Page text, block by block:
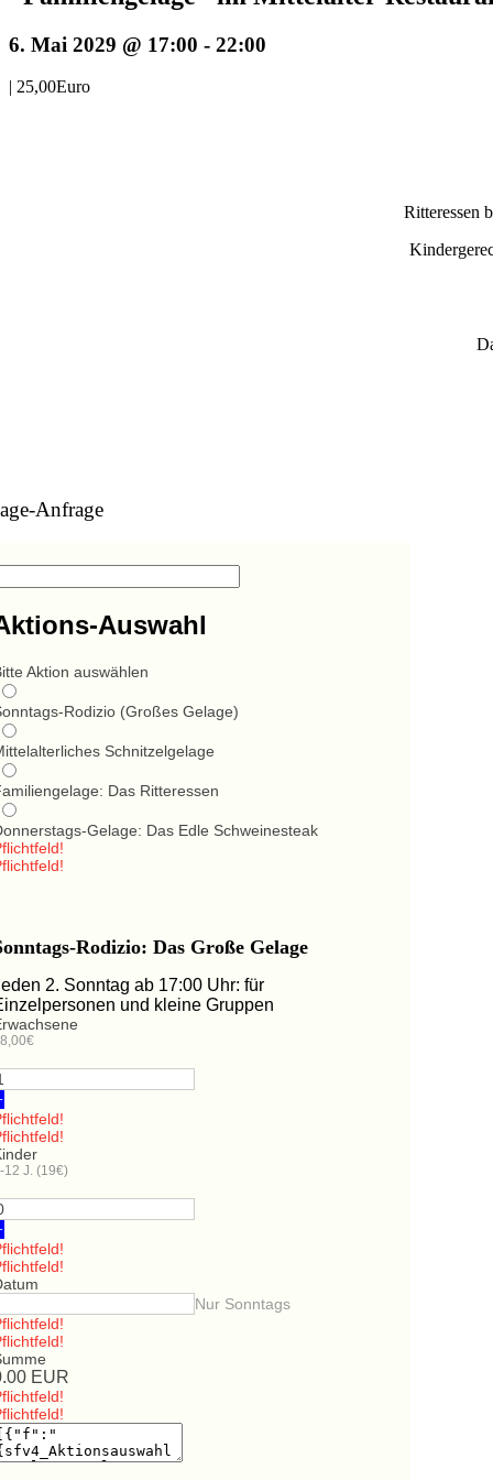
6. Mai 2029 @ 17:00 - 22:00
| 25,00Euro
Ritteressen
Anfrage
Auswahl
Aktion auswählen
Rodizio (Großes Gelage)
Schnitzelgelage
Das Ritteressen
Gelage: Das Edle Schweinesteak
Rodizio: Das Große Gelage
2. Sonntag ab 17:00 Uhr: für
und kleine Gruppen
12 J. (19€)
Nur Sonntags
EUR